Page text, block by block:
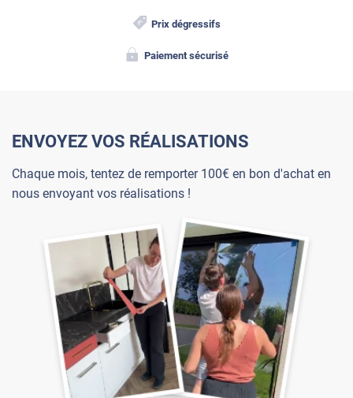
Prix dégressifs
Paiement sécurisé
ENVOYEZ VOS RÉALISATIONS
Chaque mois, tentez de remporter 100€ en bon d'achat en
nous envoyant vos réalisations !